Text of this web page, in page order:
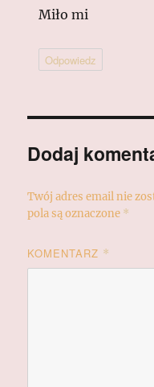
Miło mi
Odpowiedz
Dodaj
Twój adres email nie
pola są oznaczone *
KOMENTARZ *